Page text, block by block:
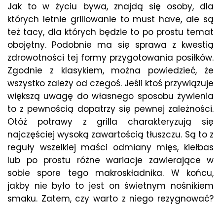
Jak to w życiu bywa, znajdą się osoby, dla
których letnie grillowanie to must have, ale są
też tacy, dla których będzie to po prostu temat
obojętny. Podobnie ma się sprawa z kwestią
zdrowotności tej formy przygotowania posiłków.
Zgodnie z klasykiem, można powiedzieć, że
wszystko zależy od czegoś. Jeśli ktoś przywiązuje
większą uwagę do własnego sposobu żywienia
to z pewnością dopatrzy się pewnej zależności.
Otóż potrawy z grilla charakteryzują się
najczęściej wysoką zawartością tłuszczu. Są to z
reguły wszelkiej maści odmiany mięs, kiełbas
lub po prostu różne wariacje zawierające w
sobie spore tego makroskładnika. W końcu,
jakby nie było to jest on świetnym nośnikiem
smaku. Zatem, czy warto z niego rezygnować?